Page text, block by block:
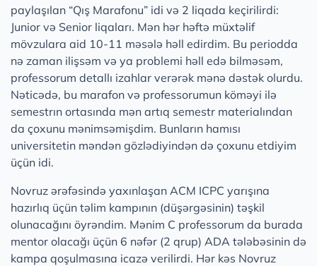
paylaşılan “Qış Marafonu” idi və 2 liqada keçirilirdi:
Junior və Senior liqaları. Mən hər həftə müxtəlif
mövzulara aid 10-11 məsələ həll edirdim. Bu periodda
nə zaman ilişsəm və ya problemi həll edə bilməsəm,
professorum detallı izahlar verərək mənə dəstək olurdu.
Nəticədə, bu marafon və professorumun köməyi ilə
semestrın ortasında mən artıq semestr materialından
da çoxunu mənimsəmişdim. Bunların hamısı
universitetin məndən gözlədiyindən də çoxunu etdiyim
üçün idi.
Novruz ərəfəsində yaxınlaşan ACM ICPC yarışına
hazırlıq üçün təlim kampının (düşərgəsinin) təşkil
olunacağını öyrəndim. Mənim C professorum da burada
mentor olacağı üçün 6 nəfər (2 qrup) ADA tələbəsinin də
kampa qoşulmasına icazə verilirdi. Hər kəs Novruz